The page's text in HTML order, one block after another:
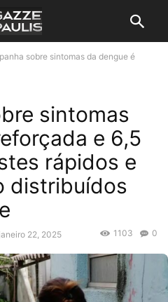
sobre sintomas da dengue é
sintomas
e 6,5
rápidos e
distribuídos
janeiro 22, 2025 0
1103